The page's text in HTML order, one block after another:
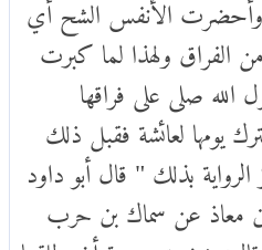
الفراق ولهذا لما كبرت
صلى على فراقها
يومها لعائشة فقبل ذلك
بذلك " قال أبو داود
معاذ عن سماك بن حرب